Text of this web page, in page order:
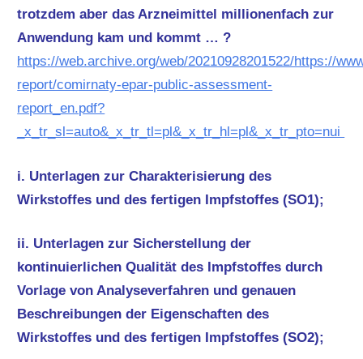
trotzdem aber das Arzneimittel millionenfach zur
Anwendung kam und kommt … ?
https://web.archive.org/web/20210928201522/https://
report/comirnaty-epar-public-assessment-
report_en.pdf?
_x_tr_sl=auto&_x_tr_tl=pl&_x_tr_hl=pl&_x_tr_pto=nui
i. Unterlagen zur Charakterisierung des
Wirkstoffes und des fertigen Impfstoffes (SO1);
ii. Unterlagen zur Sicherstellung der
kontinuierlichen Qualität des Impfstoffes durch
Vorlage von Analyseverfahren und genauen
Beschreibungen der Eigenschaften des
Wirkstoffes und des fertigen Impfstoffes (SO2);